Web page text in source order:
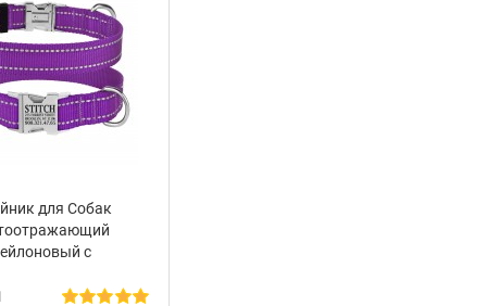
для Собак
с
Active